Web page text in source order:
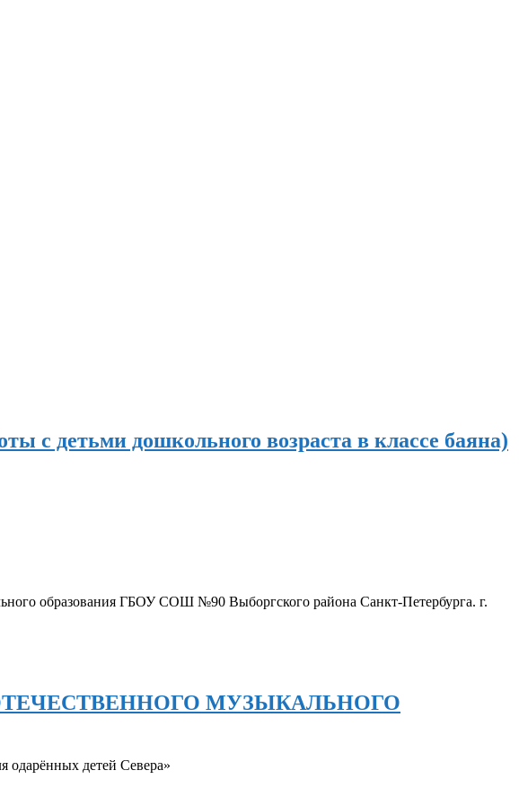
с детьми дошкольного возраста в классе баяна)
образования ГБОУ СОШ №90 Выборгского района Санкт-Петербурга. г.
ОТЕЧЕСТВЕННОГО МУЗЫКАЛЬНОГО
детей Севера»